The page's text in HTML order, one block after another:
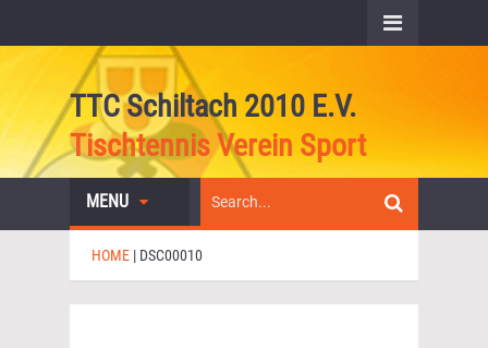
TTC Schiltach 2010 E.V.
Tischtennis Verein Sport
MENU
HOME | DSC00010